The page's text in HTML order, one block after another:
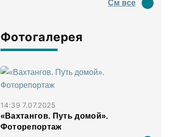
См все
Фотогалерея
14:39 7.07.2025
«Вахтангов. Путь домой».
Фоторепортаж